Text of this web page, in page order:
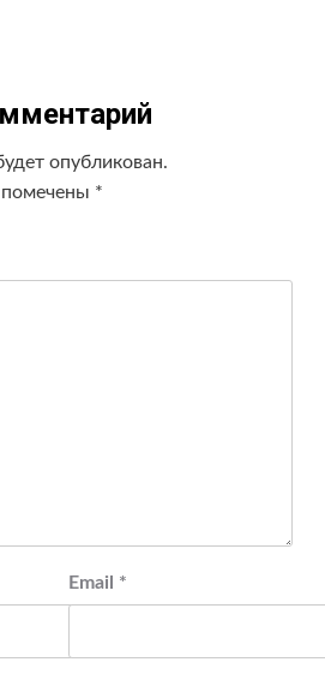
опубликован.
*
Email *